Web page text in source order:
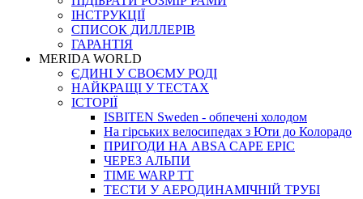
IНСТРУКЦIЇ
СПИСОК ДИЛЛЕРІВ
ГАРАНТIЯ
MERIDA WORLD
ЄДИНI У СВОЄМУ РОДI
НАЙКРАЩІ У ТЕСТАХ
ІСТОРІЇ
ISBITEN Sweden - обпечені холодом
На гірських велосипедах з Юти до Колорадо
ПРИГОДИ НА ABSA CAPE EPIC
ЧЕРЕЗ АЛЬПИ
TIME WARP TT
ТЕСТИ У АЕРОДИНАМІЧНІЙ ТРУБІ